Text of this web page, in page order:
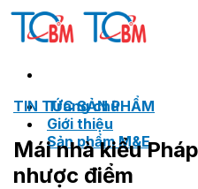
Skip
Trang chủ
Giới thiệu
Sản phẩm M&E
TIN TỨC SẢN PHẨM
Mái nhà kiểu
nhược điểm